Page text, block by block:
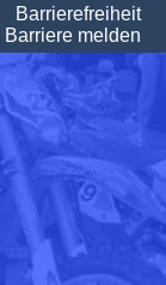
Barrierefreiheit
Barriere melden